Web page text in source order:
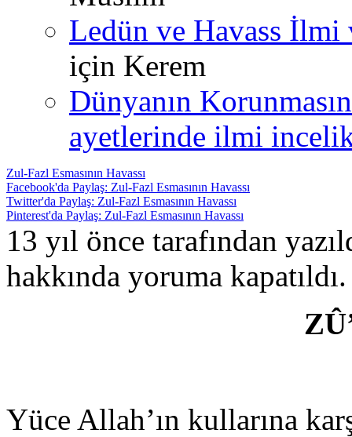
Ledün ve Havass İlmi
için Kerem
Dünyanın
ayetlerinde ilmi
Zul-Fazl Esmasının Havassı
Facebook'da Paylaş: Zul-Fazl Esmasının Havassı
Twitter'da Paylaş: Zul-Fazl Esmasının Havassı
Pinterest'da Paylaş: Zul-Fazl Esmasının Havassı
13 yıl önce tarafından
hakkında yoruma kapatıldı.
Yüce Allah’ın kullarına